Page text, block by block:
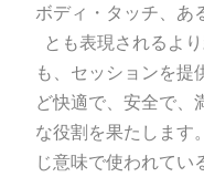
ボディ・タッチ、あ
とも表現されるよ
も、セッションを提
ど快適で、安全で、
な役割を果たします
じ意味で使われてい